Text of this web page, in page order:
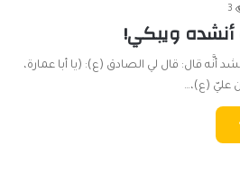
3
أنشده ويبكي!
أنَّه قال: قال لي الصادق (ع): (يا أبا عمارة،
عليّ (ع)،…